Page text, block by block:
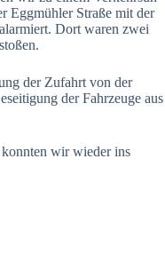
Egg­müh­ler Stra­ße mit der
Dort waren zwei
der Zufahrt von der
der Fahr­zeu­ge aus
konn­ten wir wie­der ins